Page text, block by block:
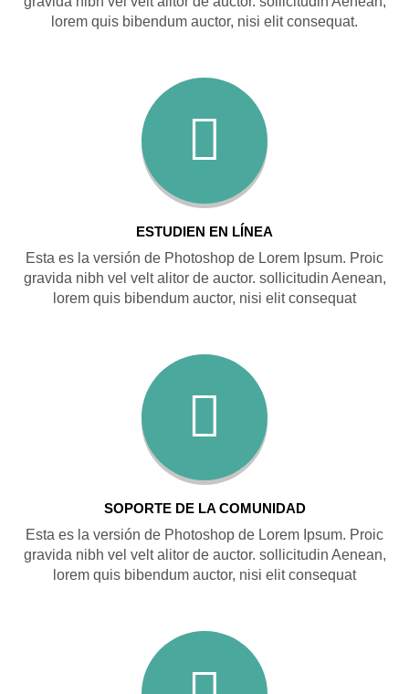
lorem quis bibendum auctor, nisi elit consequat.
ESTUDIEN EN LÍNEA
Esta es la versión de Photoshop de Lorem Ipsum. Proic
gravida nibh vel velt alitor de auctor. sollicitudin Aenean,
lorem quis bibendum auctor, nisi elit consequat
SOPORTE DE LA COMUNIDAD
Esta es la versión de Photoshop de Lorem Ipsum. Proic
gravida nibh vel velt alitor de auctor. sollicitudin Aenean,
lorem quis bibendum auctor, nisi elit consequat